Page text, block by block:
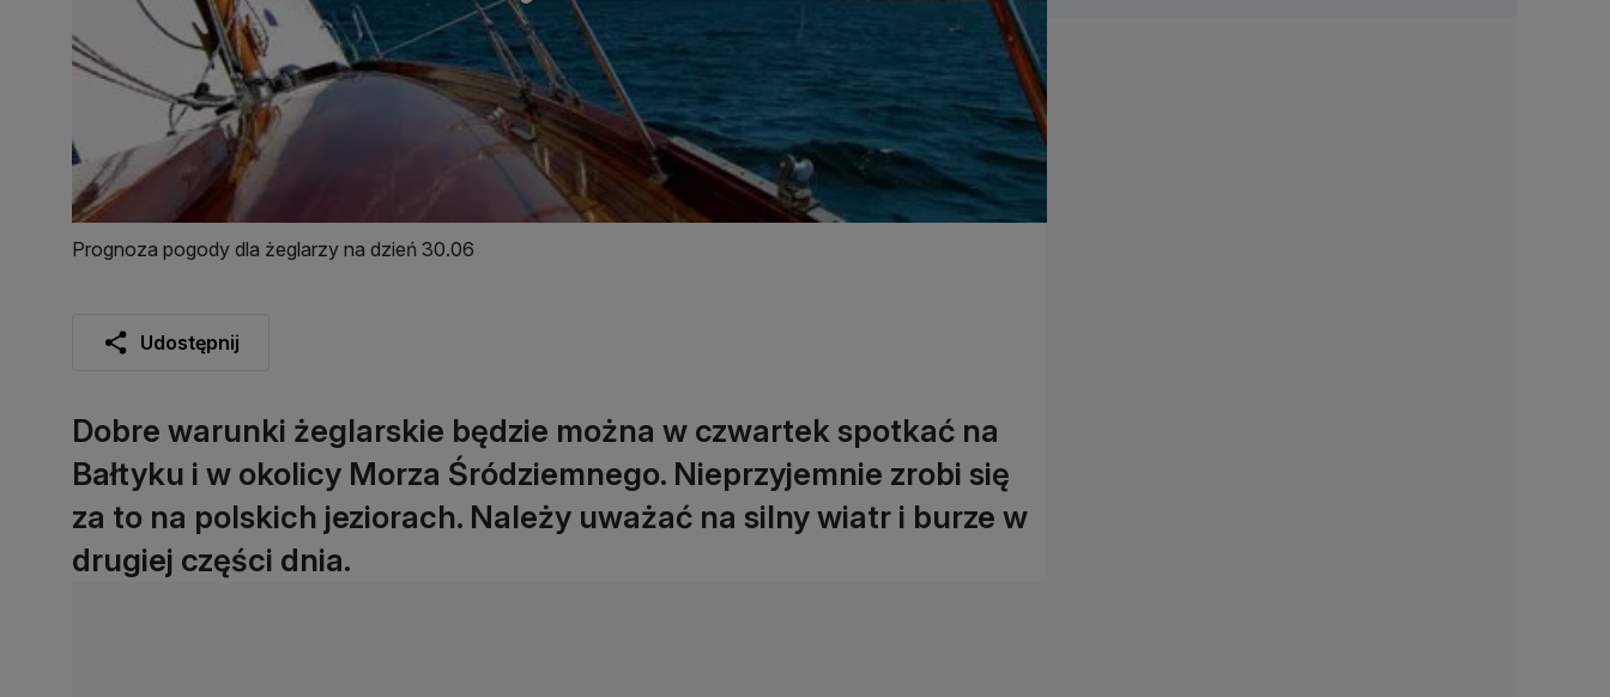
Prognoza pogody dla żeglarzy na dzień 30.06
Udostępnij
Dobre warunki żeglarskie będzie można w czwartek spotkać na
Bałtyku i w okolicy Morza Śródziemnego. Nieprzyjemnie zrobi się
za to na polskich jeziorach. Należy uważać na silny wiatr i burze w
drugiej części dnia.